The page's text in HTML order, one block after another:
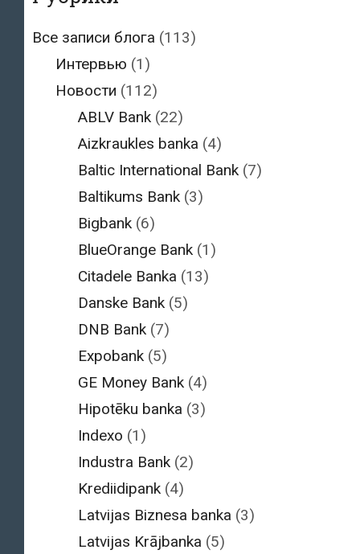
Все записи блога (113)
Интервью (1)
Новости (112)
ABLV Bank (22)
Aizkraukles banka (4)
Baltic International Bank (7)
Baltikums Bank (3)
Bigbank (6)
BlueOrange Bank (1)
Citadele Banka (13)
Danske Bank (5)
DNB Bank (7)
Expobank (5)
GE Money Bank (4)
Hipotēku banka (3)
Indexo (1)
Industra Bank (2)
Krediidipank (4)
Latvijas Biznesa banka (3)
Latvijas Krājbanka (5)